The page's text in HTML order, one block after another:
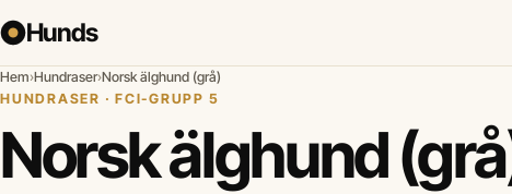
Hunds
Hem›Hundraser›Norsk älghund (grå)
HUNDRASER · FCI-GRUPP 5
Norsk älghund